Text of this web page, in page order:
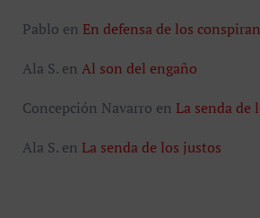
Pablo en En defensa de los
Ala S.en Al son del engaño
Concepción Navarro en La senda de
Ala S.en La senda de los justos